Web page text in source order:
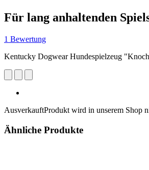
Für lang anhaltenden
1 Bewertung
Kentucky Dogwear Hundespielzeug
AusverkauftProdukt wird in unserem Shop
Ähnliche Produkte